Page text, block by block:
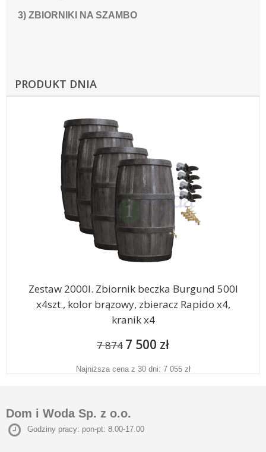
3) ZBIORNIKI NA SZAMBO
PRODUKT DNIA
Zestaw 2000l. Zbiornik beczka Burgund 500l
x4szt., kolor brązowy, zbieracz Rapido x4,
kranik x4
7 874 7 500 zł
Najniższa cena z 30 dni: 7 055 zł
Dom i Woda Sp. z o.o.
Godziny pracy: pon-pt: 8.00-17.00